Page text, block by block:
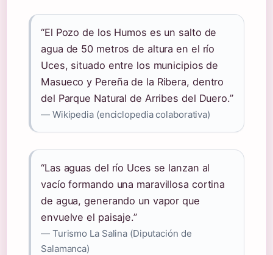
“El Pozo de los Humos es un salto de
agua de 50 metros de altura en el río
Uces, situado entre los municipios de
Masueco y Pereña de la Ribera, dentro
del Parque Natural de Arribes del Duero.”
— Wikipedia (enciclopedia colaborativa)
“Las aguas del río Uces se lanzan al
vacío formando una maravillosa cortina
de agua, generando un vapor que
envuelve el paisaje.”
— Turismo La Salina (Diputación de
Salamanca)